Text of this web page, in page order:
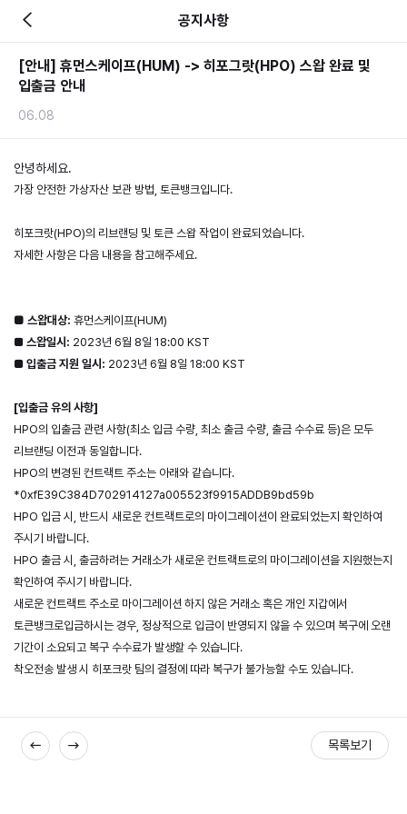
공지사항
[안내] 휴먼스케이프(HUM) -> 히포그랏(HPO) 스왑 완료 및
입출금 안내
06.08
안녕하세요.
가장 안전한 가상자산 보관 방법, 토큰뱅크입니다.
히포크랏(HPO)의 리브랜딩 및 토큰 스왑 작업이 완료되었습니다.
자세한 사항은 다음 내용을 참고해주세요.
■ 스왑대상: 휴먼스케이프(HUM)
■ 스왑일시: 2023년 6월 8일 18:00 KST
■ 입출금 지원 일시: 2023년 6월 8일 18:00 KST
HPO의 입출금 관련 사항(최소 입금 수량, 최소 출금 수량, 출금 수수료 등)은 모두
리브랜딩 이전과 동일합니다.
HPO 입금 시, 반드시 새로운 컨트랙트로의 마이그레이션이 완료되었는지 확인하여
주시기 바랍니다.
HPO 출금 시, 출금하려는 거래소가 새로운 컨트랙트로의 마이그레이션을 지원했는지
확인하여 주시기 바랍니다.
새로운 컨트랙트 주소로 마이그레이션 하지 않은 거래소 혹은 개인 지갑에서
토큰뱅크로입금하시는 경우, 정상적으로 입금이 반영되지 않을 수 있으며 복구에 오랜
기간이 소요되고 복구 수수료가 발생할 수 있습니다.
착오전송 발생 시 히포크랏 팀의 결정에 따라 복구가 불가능할 수도 있습니다.
목록보기